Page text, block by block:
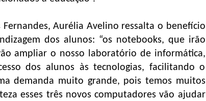
Aurélia Avelino ressalta o benefício
dos alunos: “os notebooks, que irão
ampliar o nosso laboratório de informática,
dos alunos às tecnologias, facilitando o
demanda muito grande, pois temos muitos
esses três novos computadores vão ajudar